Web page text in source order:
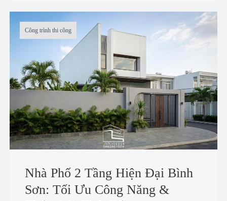
Công trình thi công
Nhà Phố 2 Tầng Hiện Đại Bình
Sơn: Tối Ưu Công Năng &